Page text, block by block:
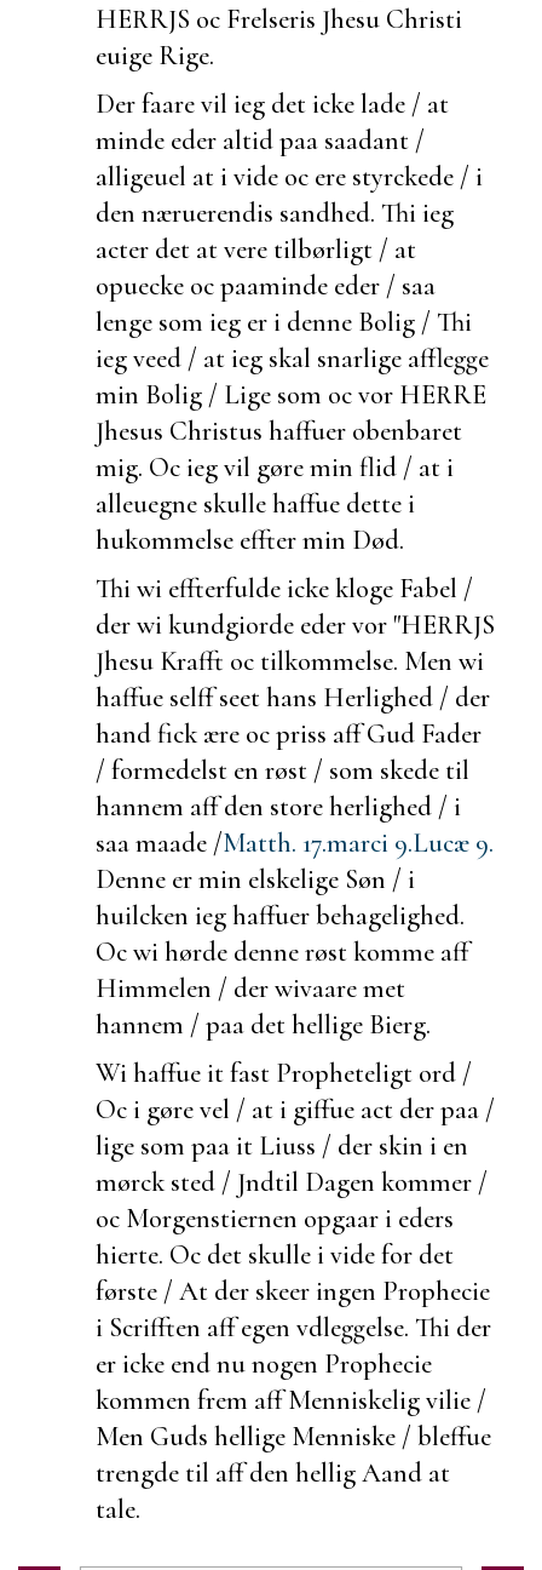
HERRJS oc Frelseris Jhesu Christi
euige Rige.
Der faare vil ieg det icke lade / at
minde eder altid paa saadant /
alligeuel at i vide oc ere styrckede / i
den næruerendis sandhed. Thi ieg
acter det at vere tilbørligt / at
opuecke oc paaminde eder / saa
lenge som ieg er i denne Bolig / Thi
ieg veed / at ieg skal snarlige afflegge
min Bolig / Lige som oc vor HERRE
Jhesus Christus haffuer obenbaret
mig. Oc ieg vil gøre min flid / at i
alleuegne skulle haffue dettei
hukommelse effter min Død.
Thi wi effterfulde icke kloge Fabel /
der wi kundgiorde eder vor "HERRJS
Jhesu Krafft oc tilkommelse. Men wi
haffue selff seet hans Herlighed / der
hand fick ære oc priss aff Gud Fader
/ formedelst en røst / som skede til
hannem aff den store herlighed / i
saa maade /Matth. 17.marci 9.Lucæ 9.
Denne er min elskelige Søn / i
huilcken ieg haffuer behagelighed.
Oc wi hørde denne røst komme aff
Himmelen / der wivaare met
hannem / paa det hellige Bierg.
Wi haffue itfast Propheteligt ord /
Oc i gøre vel / at i giffue act der paa /
lige som paa it Liuss / der skin i en
mørck sted / Jndtil Dagen kommer /
oc Morgenstiernen opgaar i eders
hierte. Oc det skulle i vide for det
første / At der skeer ingen Prophecie
i Scrifften aff egen vdleggelse. Thi der
er icke end nu nogen Prophecie
kommen frem aff Menniskelig vilie /
Men Guds hellige Menniske / bleffue
trengde til aff den hellig Aand at
tale.